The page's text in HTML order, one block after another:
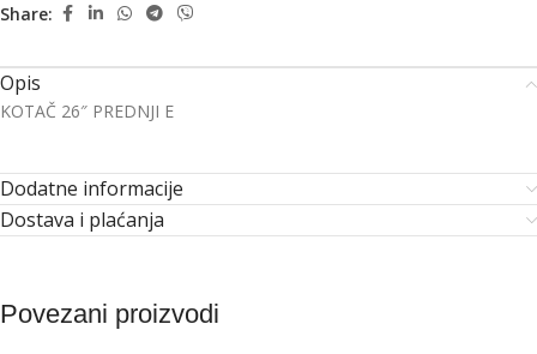
Share:
Opis
KOTAČ 26″ PREDNJI E
Dodatne informacije
Dostava i plaćanja
Povezani proizvodi